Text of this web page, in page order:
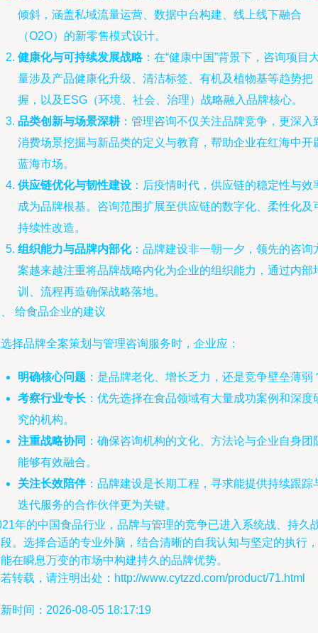
倾斜，涵盖私域流量运营、数据中台构建、线上线下融合
（O2O）的新零售模式设计。
健康化与可持续发展战略：在“健康中国”背景下，咨询项目
量涉及产品健康化升级、清洁标签、有机及植物基等趋势把
握，以及ESG（环境、社会、治理）战略融入品牌核心。
品类创新与场景深耕：管理咨询不仅关注品牌竞争，更深入
消费场景挖掘与新品类的定义与教育，帮助企业在红海中开
蓝海市场。
供应链优化与韧性建设 ：后疫情时代，供应链的稳定性与效
成为品牌根基。咨询范围扩展至供应链的数字化、柔性化及
持续性改造。
组织能力与品牌内部化：品牌建设非一朝一夕，领先的咨询
案越来越注重将品牌战略内化为企业的组织能力，通过内部
训、流程再造确保战略落地。
给食品企业的建议
择品牌全案策划与管理咨询服务时，企业应：
明确核心问题 ：是品牌老化、增长乏力，还是竞争壁垒薄弱
考察行业专长 ：优先选择在食品领域有大量成功案例和深度
究的机构。
注重战略协同 ：确保咨询机构的文化、方法论与企业自身团
能够有效融合。
关注长效陪伴：品牌建设是长期工程，寻求能提供持续跟踪
迭代服务的合作伙伴更为关键。
年的中国食品行业，品牌与管理的竞争已进入系统战、持久
。选择合适的专业外脑，结合清晰的自我认知与坚定的执行，
在瞬息万变的市场中构建持久的品牌优势。
转载，请注明出处：http://www.cytzzd.com/product/71.html
时间：2026-08-05 18:17:19